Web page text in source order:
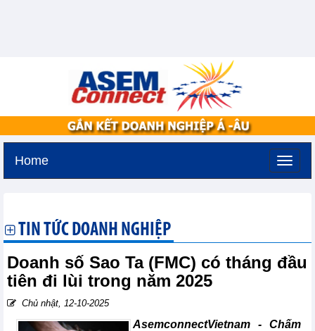
Home
TIN TỨC DOANH NGHIỆP
Doanh số Sao Ta (FMC) có tháng đầu
tiên đi lùi trong năm 2025
Chủ nhật, 12-10-2025
AsemconnectVietnam - Chấm